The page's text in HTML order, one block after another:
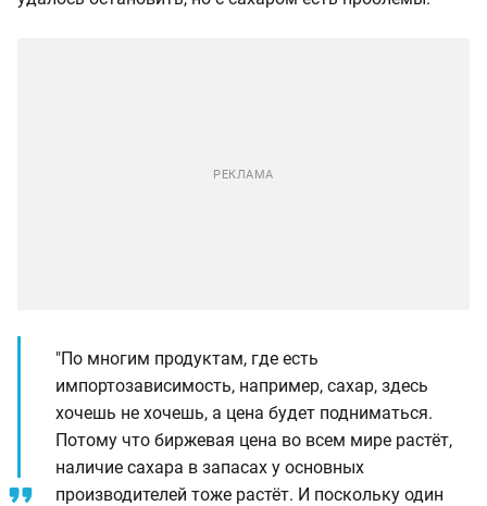
"По многим продуктам, где есть
импортозависимость, например, сахар, здесь
хочешь не хочешь, а цена будет подниматься.
Потому что биржевая цена во всем мире растёт,
наличие сахара в запасах у основных
производителей тоже растёт. И поскольку один